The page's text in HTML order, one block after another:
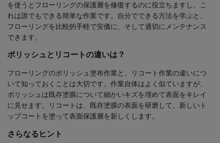
を使うとフローリングの保護層を修復するのに役立ちますし、こ
れは誰でもできる簡単な作業です。自分でできる方法を学ぶと、
フローリングを比較的手軽で安価に、そして適切にメンテナンス
できます。
ポリッシュとリコートの違いは？
フローリングのポリッシュ塗布作業と、リコート作業の違いにつ
いて知っておくことは大切です。作業自体はよく似ていますが、
ポリッシュは既存塗膜について細かいキズを埋めて表面をキレイ
に見せます。リコートは、既存塗膜の表面を研磨して、新しいト
ップコートを塗って表面保護層を新しくします。
さらなるヒント